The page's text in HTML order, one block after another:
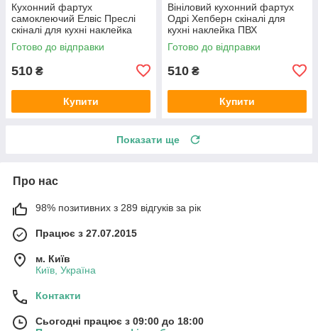
Кухонний фартух
самоклеючий Елвіс Преслі
скіналі для кухні наклейка
ПВХ ретро співаки сірий
600х2000 мм
Готово до відправки
510 ₴
Купити
Вініловий кухонний фартух
Одрі Хепберн скіналі для
кухні наклейка ПВХ
персонажі ретро Чорно-білий
600х2000 мм
Готово до відправки
510 ₴
Купити
Показати ще
Про нас
98% позитивних з 289 відгуків за рік
Працює з 27.07.2015
м. Київ
Київ, Україна
Контакти
Сьогодні працює з 09:00 до 18:00